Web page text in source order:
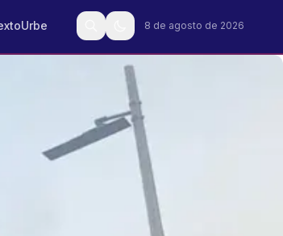
Urbe 8 de agosto de 2026